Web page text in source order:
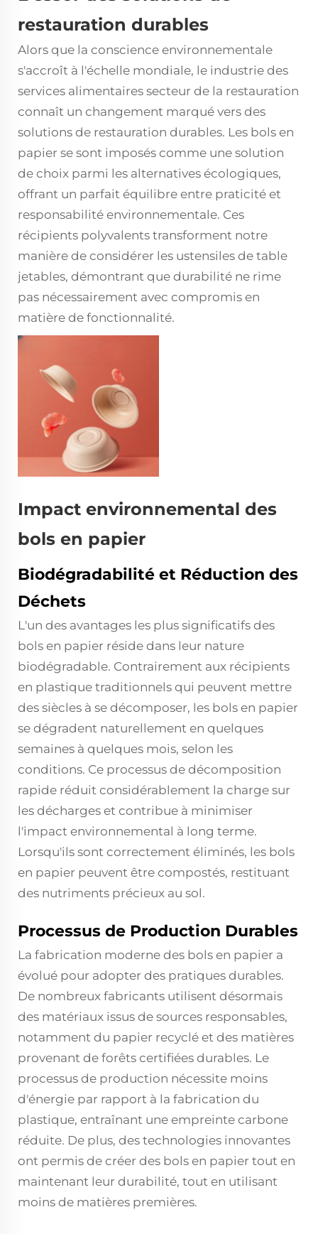
restauration durables
Alors que la conscience environnementale
s'accroît à l'échelle mondiale, le industrie des
services alimentaires secteur de la restauration
connaît un changement marqué vers des
solutions de restauration durables. Les bols en
papier se sont imposés comme une solution
de choix parmi les alternatives écologiques,
offrant un parfait équilibre entre praticité et
responsabilité environnementale. Ces
récipients polyvalents transforment notre
manière de considérer les ustensiles de table
jetables, démontrant que durabilité ne rime
pas nécessairement avec compromis en
matière de fonctionnalité.
Impact environnemental des
bols en papier
Biodégradabilité et Réduction des
Déchets
L'un des avantages les plus significatifs des
bols en papier réside dans leur nature
biodégradable. Contrairement aux récipients
en plastique traditionnels qui peuvent mettre
des siècles à se décomposer, les bols en papier
se dégradent naturellement en quelques
semaines à quelques mois, selon les
conditions. Ce processus de décomposition
rapide réduit considérablement la charge sur
les décharges et contribue à minimiser
l'impact environnemental à long terme.
Lorsqu'ils sont correctement éliminés, les bols
en papier peuvent être compostés, restituant
des nutriments précieux au sol.
Processus de Production Durables
La fabrication moderne des bols en papier a
évolué pour adopter des pratiques durables.
De nombreux fabricants utilisent désormais
des matériaux issus de sources responsables,
notamment du papier recyclé et des matières
provenant de forêts certifiées durables. Le
processus de production nécessite moins
d'énergie par rapport à la fabrication du
plastique, entraînant une empreinte carbone
réduite. De plus, des technologies innovantes
ont permis de créer des bols en papier tout en
maintenant leur durabilité, tout en utilisant
moins de matières premières.